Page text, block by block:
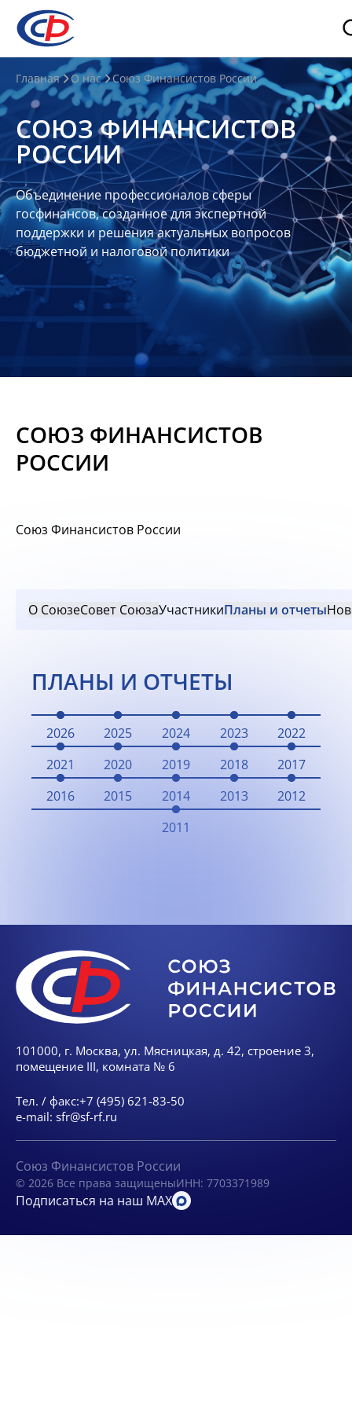
О
нас
О
СФР
Совет
Союза
Участники
Планы
отчеты
Контакты
Материалы
Главная О нас Союз Финансистов России
СОЮЗ ФИНАНСИСТОВ
РОССИИ
Объединение профессионалов сферы
госфинансов, созданное для экспертной
поддержки и решения актуальных вопросов
бюджетной и налоговой политики
СОЮЗ ФИНАНСИСТОВ
РОССИИ
Союз Финансистов России
О СоюзеСовет СоюзаУчастникиПланы и отчеты
ПЛАНЫ И ОТЧЕТЫ
2026 2025 2024 2023
2022
2021
2020 2019 2018
2017
2016
2015 2014 2013
2012
2011
101000, г. Москва, ул. Мясницкая, д. 42, строение 3,
помещение III, комната № 6
Тел. / факс:+7 (495) 621-83-50
e-mail: sfr@sf-rf.ru
Союз Финансистов России
© 2026 Все права защищеныИНН: 7703371989
Подписаться на наш MAX